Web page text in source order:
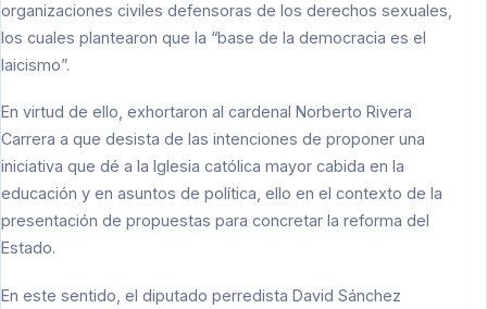
organizaciones civiles defensoras de los derechos sexuales,
los cuales plantearon que la “base de la democracia es el
laicismo”.
En virtud de ello, exhortaron al cardenal Norberto Rivera
Carrera a que desista de las intenciones de proponer una
iniciativa que dé a la Iglesia católica mayor cabida en la
educación y en asuntos de política, ello en el contexto de la
presentación de propuestas para concretar la reforma del
Estado.
En este sentido, el diputado perredista David Sánchez